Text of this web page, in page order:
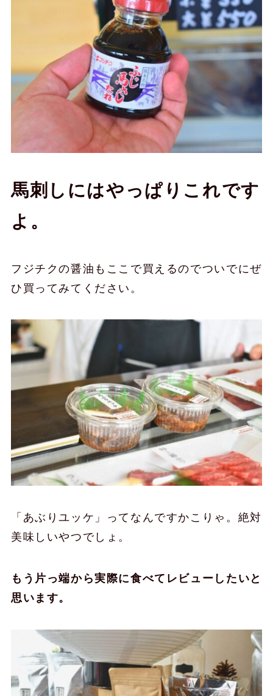
馬刺しにはやっぱりこれです
よ。
フジチクの醤油もここで買えるのでついでにぜ
ひ買ってみてください。
「あぶりユッケ」ってなんですかこりゃ。絶対
美味しいやつでしょ。
もう片っ端から実際に食べてレビューしたいと
思います。